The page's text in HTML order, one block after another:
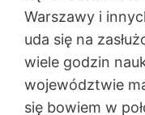
Warszawy i
uda się na
wiele godzin
województwie
się bowiem w